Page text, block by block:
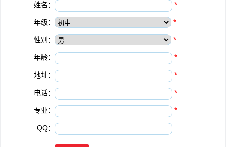
姓名： *
年级： *
性别： *
年龄： *
地址： *
电话： *
专业： *
QQ：